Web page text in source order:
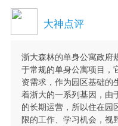
大神点评
浙大森林的单身公寓政府
于常规的单身公寓项目，
资需求，作为园区基础的
着浙大的一系列基因，由
的长期运营，所以住在园
限的工作、学习机会，视